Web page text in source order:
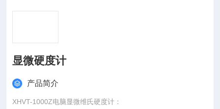
显微硬度计
产品简介
XHVT-1000Z电脑显微维氏硬度计：